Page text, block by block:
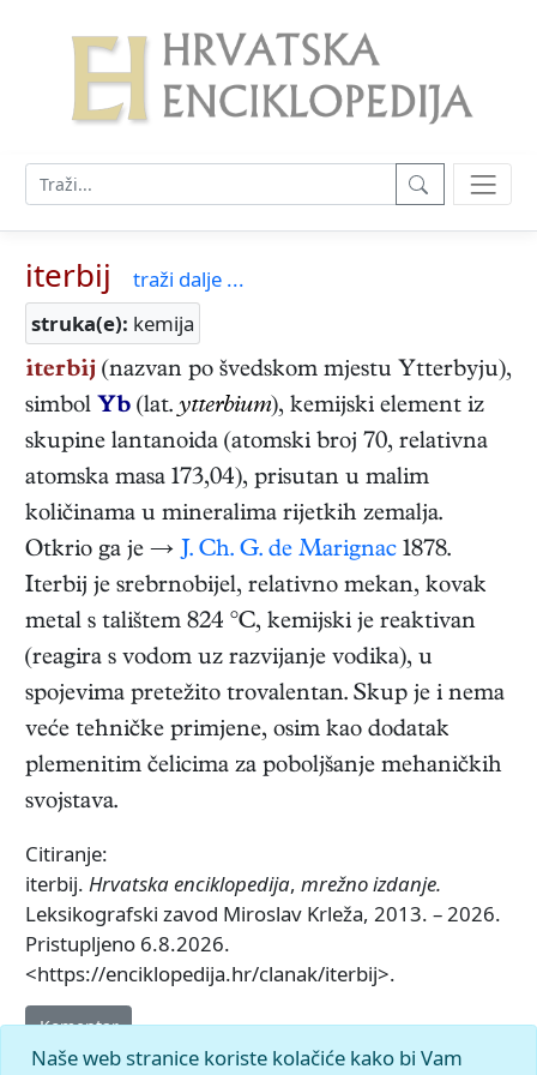
iterbij
traži dalje ...
struka(e): kemija
iterbij (nazvan po švedskom mjestu Ytterbyju),
simbol Yb (lat.ytterbium), kemijski element iz
skupine lantanoida (atomski broj 70, relativna
atomska masa 173,04), prisutan u malim
količinama u mineralima rijetkih zemalja.
Otkrio ga je → J. Ch. G. de Marignac 1878.
Iterbij je srebrnobijel, relativno mekan, kovak
metal s talištem 824 °C, kemijski je reaktivan
(reagira s vodom uz razvijanje vodika), u
spojevima pretežito trovalentan. Skup je i nema
veće tehničke primjene, osim kao dodatak
plemenitim čelicima za poboljšanje mehaničkih
svojstava.
Citiranje:
iterbij. Hrvatska enciklopedija, mrežno izdanje.
Leksikografski zavod Miroslav Krleža, 2013. – 2026.
Pristupljeno 6.8.2026.
<https://enciklopedija.hr/clanak/iterbij>.
Komentar
Naše web stranice koriste kolačiće kako bi Vam